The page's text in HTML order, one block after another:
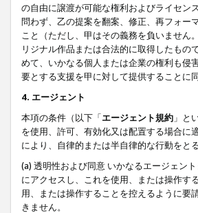
の自由に譲渡が可能な権利およびライセン
問わず、乙の提案を翻案、修正、再フォー
こと（ただし、甲はその義務を負いませ
リジナル作品または合法的に取得したも
めて、いかなる個人または企業の権利も侵
要とする支援を甲に対して提供することに
4. エージェント
本項の条件（以下「エージェント規約 」と
を使用、許可、有効化又は配置する場合に
により、自律的または半自律的な行動をと
(a) 透明性および同意 いかなるエージェン
にアクセスし、これを使用、または操作す
用、または操作することを控えるように要
きません。